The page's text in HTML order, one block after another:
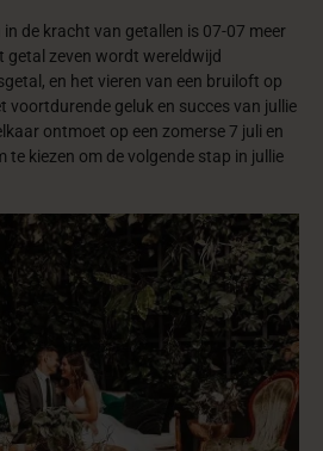
de kracht van getallen is 07-07 meer
getal zeven wordt wereldwijd
en het vieren van een bruiloft op
voortdurende geluk en succes van jullie
ontmoet op een zomerse 7 juli en
te kiezen om de volgende stap in jullie